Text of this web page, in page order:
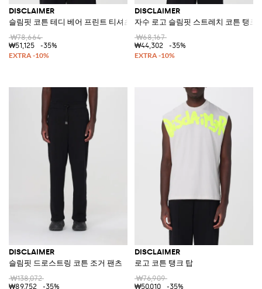
DISCLAIMER
슬림핏 코튼 테디 베어 프린트 티셔츠
₩78,664
₩51,125
-35%
DISCLAIMER
자수 로고 슬림핏 스트레치 코튼 탱크
₩68,167
₩44,302
-35%
DISCLAIMER
슬림핏 드로스트링 코튼 조거 팬츠
₩138,072
₩89,752
-35%
DISCLAIMER
로고 코튼 탱크 탑
₩76,909
₩50,010
-35%